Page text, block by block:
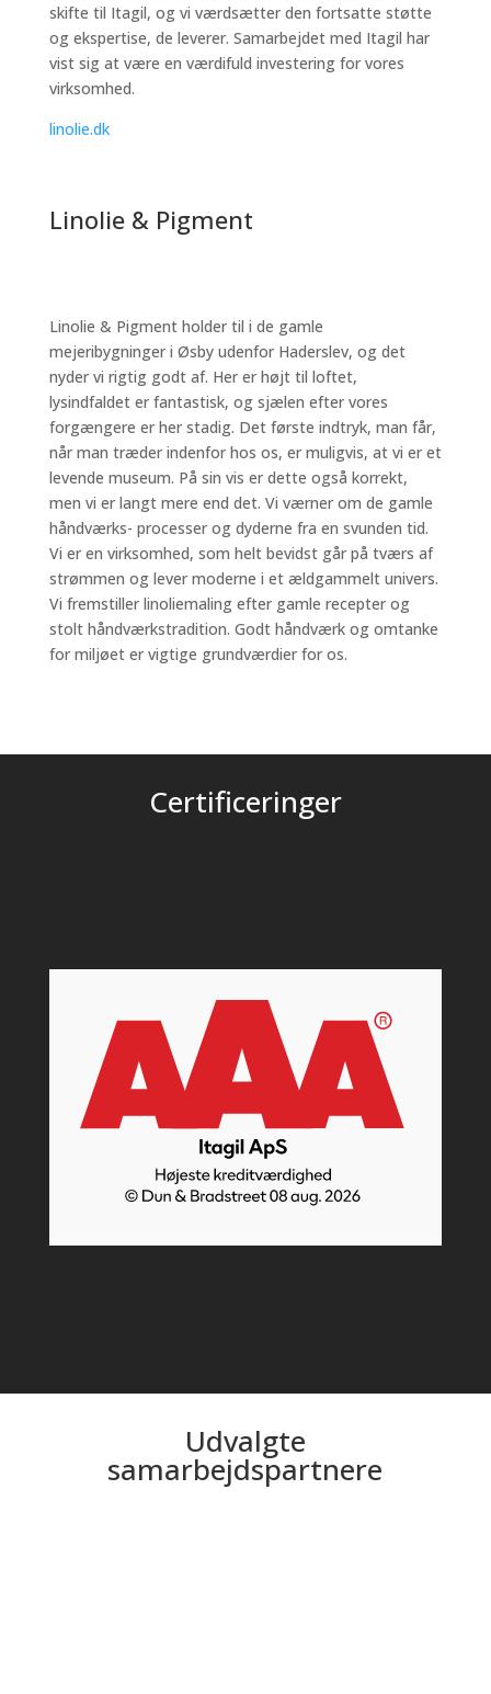
skifte til Itagil, og vi værdsætter den fortsatte støtte
og ekspertise, de leverer. Samarbejdet med Itagil har
vist sig at være en værdifuld investering for vores
virksomhed.
linolie.dk
Linolie & Pigment
Linolie & Pigment holder til i de gamle
mejeribygninger i Øsby udenfor Haderslev, og det
nyder vi rigtig godt af. Her er højt til loftet,
lysindfaldet er fantastisk, og sjælen efter vores
forgængere er her stadig. Det første indtryk, man får,
når man træder indenfor hos os, er muligvis, at vi er et
levende museum. På sin vis er dette også korrekt,
men vi er langt mere end det. Vi værner om de gamle
håndværks- processer og dyderne fra en svunden tid.
Vi er en virksomhed, som helt bevidst går på tværs af
strømmen og lever moderne i et ældgammelt univers.
Vi fremstiller linoliemaling efter gamle recepter og
stolt håndværkstradition. Godt håndværk og omtanke
for miljøet er vigtige grundværdier for os.
Certificeringer
Udvalgte
samarbejdspartnere